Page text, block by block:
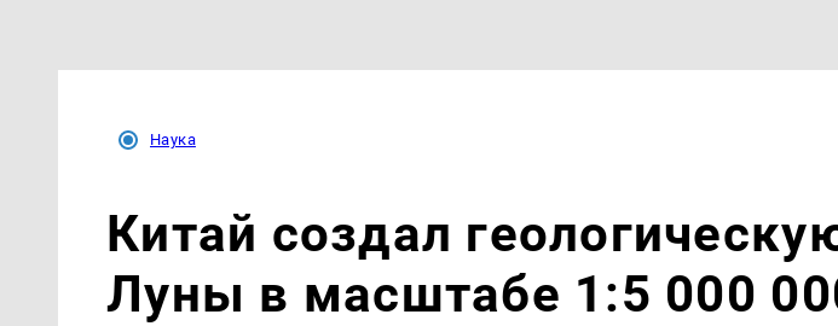
Наука
Китай создал
Луны в масштабе 1:5 000